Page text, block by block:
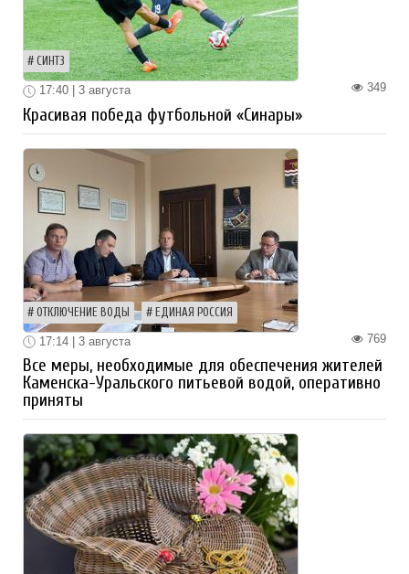
СИНТЗ
349
17:40 | 3 августа
Красивая победа футбольной «Синары»
ОТКЛЮЧЕНИЕ ВОДЫ ЕДИНАЯ РОССИЯ
769
17:14 | 3 августа
Все меры, необходимые для обеспечения жителей
Каменска-Уральского питьевой водой, оперативно
приняты